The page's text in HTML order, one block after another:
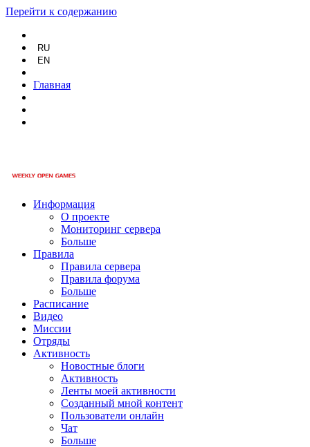
Перейти к содержанию
RU
EN
Главная
Информация
О проекте
Мониторинг сервера
Больше
Правила
Правила сервера
Правила форума
Больше
Расписание
Видео
Миссии
Отряды
Активность
Новостные блоги
Активность
Ленты моей активности
Созданный мной контент
Пользователи онлайн
Чат
Больше